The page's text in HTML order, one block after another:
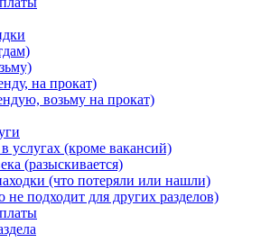
на прокат)
возьму на прокат)
услугах (кроме вакансий)
(разыскивается)
(что потеряли или нашли)
не подходит для других разделов)